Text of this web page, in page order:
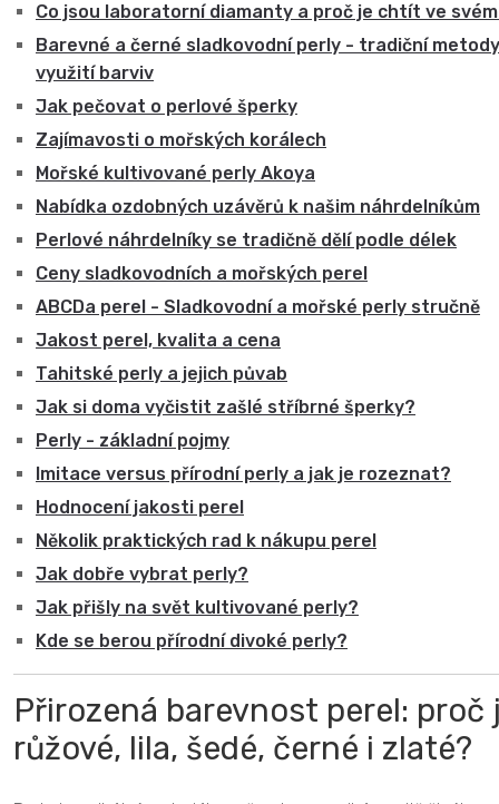
Co jsou laboratorní diamanty a proč je chtít ve
Barevné a černé sladkovodní perly - tradiční
využití barviv
Jak pečovat o perlové šperky
Zajímavosti o mořských korálech
Mořské kultivované perly Akoya
Nabídka ozdobných uzávěrů k našim náhrdelníkům
Perlové náhrdelníky se tradičně dělí podle délek
Ceny sladkovodních a mořských perel
ABCDa perel - Sladkovodní a mořské perly stručně
Jakost perel, kvalita a cena
Tahitské perly a jejich půvab
Jak si doma vyčistit zašlé stříbrné šperky?
Perly - základní pojmy
Imitace versus přírodní perly a jak je rozeznat?
Hodnocení jakosti perel
Několik praktických rad k nákupu perel
Jak dobře vybrat perly?
Jak přišly na svět kultivované perly?
Kde se berou přírodní divoké perly?
Přirozená barevnost perel: proč
růžové, lila, šedé, černé i zlaté?